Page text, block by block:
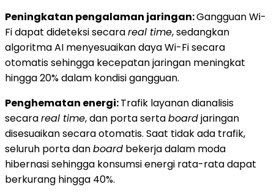
Peningkatan pengalaman jaringan:Gangguan Wi-
Fi dapat dideteksi secarareal time, sedangkan
algoritma AI menyesuaikan daya Wi-Fi secara
otomatis sehingga kecepatan jaringan meningkat
hingga 20% dalam kondisi gangguan.
Penghematan energi:Trafik layanan dianalisis
secarareal time, dan porta sertaboardjaringan
disesuaikan secara otomatis. Saat tidak ada trafik,
seluruh porta danboard bekerja dalam moda
hibernasi sehingga konsumsi energi rata-rata dapat
berkurang hingga 40%.